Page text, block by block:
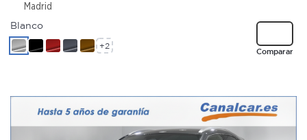
Madrid
Comparar
Blanco
+2